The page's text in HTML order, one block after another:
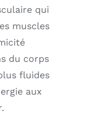
qui
muscles
du corps
fluides
aux